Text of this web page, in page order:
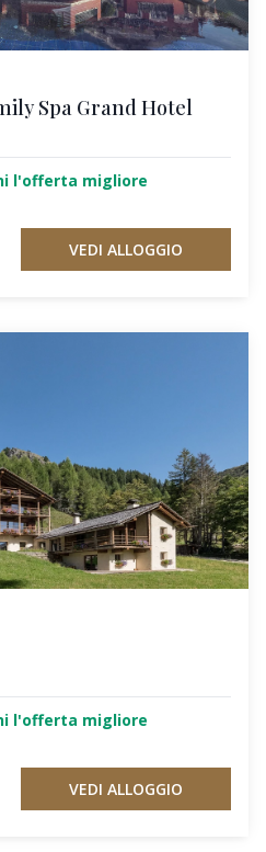
Spa Grand Hotel
l'offerta migliore
VEDI ALLOGGIO
l'offerta migliore
VEDI ALLOGGIO